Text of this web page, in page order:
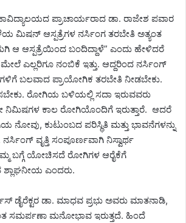
ಪ್ರಾಚಾರ್ಯರಾದ ಡಾ. ರಾಜೇಶ ಪವಾರ
ಮಿಷನ್ ಆಸ್ಪತ್ರೆಗಳ ನರ್ಸಿಂಗ ತರಬೇತಿ ಅತ್ಯಂತ
ಆ ಆಸ್ಪತ್ರೆಯಿಂದ ಬಂದಿದ್ದಾಳೆ” ಎಂದು ಹೇಳಿದರೆ
ಎಲ್ಲರಿಗೂ ನಂಬಿಕೆ ಇತ್ತು. ಆದ್ದರಿಂದ ನರ್ಸಿಂಗ್
ಬಲವಾದ ಪ್ರಾಯೋಗಿಕ ತರಬೇತಿ ನೀಡಬೇಕು.
ರೋಗಿಯ ಬಳಿಯಲ್ಲಿ ಸದಾ ಇರುವವರು
ನಿಮಿಷಗಳ ಕಾಲ ರೋಗಿಯೊಂದಿಗೆ ಇರುತ್ತಾರೆ. ಆದರೆ
ನೋವು, ಕುಟುಂಬದ ಪರಿಸ್ಥಿತಿ ಮತ್ತು ಭಾವನೆಗಳನ್ನು
ನರ್ಸಿಂಗ್ ವೃತ್ತಿ ಸಂಪೂರ್ಣವಾಗಿ ನಿಸ್ವಾರ್ಥ
ಬಗ್ಗೆ ಯೋಚಿಸದೆ ರೋಗಿಗಳ ಆರೈಕೆಗೆ
ಶ್ಲಾಘನೀಯ ಎಂದರು.
ಡೈರೆಕ್ಟರ ಡಾ. ಮಾಧವ ಪ್ರಭು ಅವರು ಮಾತನಾಡಿ,
ಸಮರ್ಪಣಾ ಮನೋಭಾವ ಇರುತ್ತದೆ. ಹಿಂದೆ